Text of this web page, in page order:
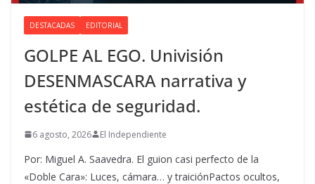
DESTACADAS EDITORIAL
GOLPE AL EGO. Univisión
DESENMASCARA narrativa y
estética de seguridad.
6 agosto, 2026 El Independiente
Por: Miguel A. Saavedra. El guion casi perfecto de la
«Doble Cara»: Luces, cámara… y traiciónPactos ocultos,